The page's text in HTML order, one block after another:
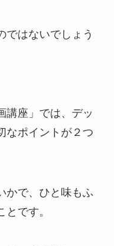
ではないでしょう
講座」では、デッ
なポイントが２つ
かで、ひと味もふ
です。